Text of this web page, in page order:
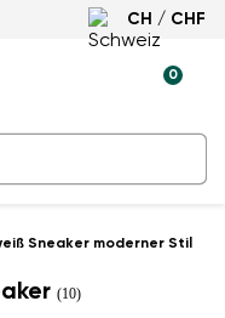
CH / CHF
0
Sneaker moderner Stil
(10)